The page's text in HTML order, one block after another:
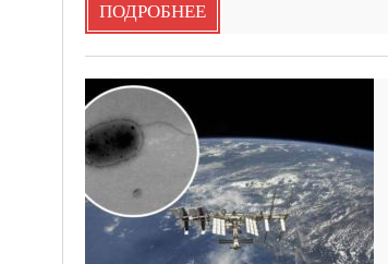
ПОДРОБНЕЕ